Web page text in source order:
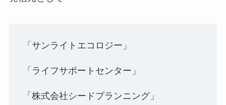
「サンライトエコロジー」
「ライフサポートセンター」
「株式会社シードプランニング」